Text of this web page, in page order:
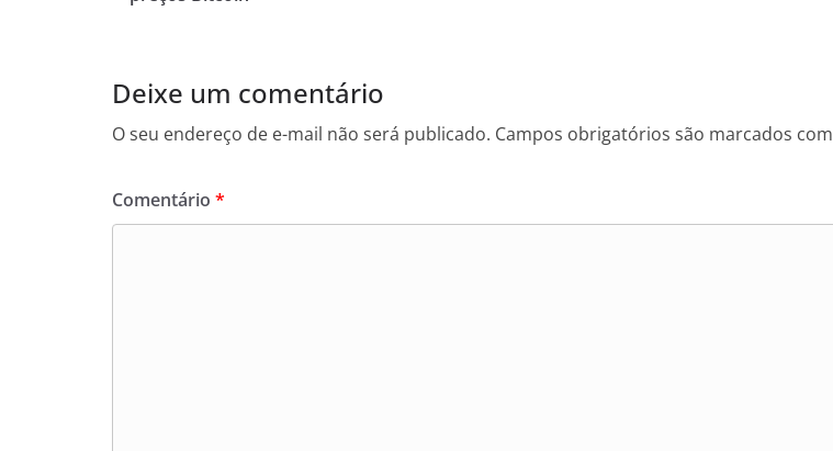
Deixe um comentário
O seu endereço de e-mail não será publicado. Campos obrigatórios são marcados com
Comentário *